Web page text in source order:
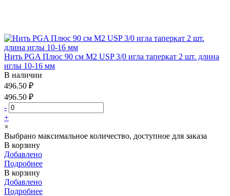
Нить PGA Плюс 90 см М2 USP 3/0 игла таперкат 2 шт. длина
иглы 10-16 мм
В наличии
496.50 ₽
496.50 ₽
-
+
×
Выбрано максимальное количество, доступное для заказа
В корзину
Добавлено
Подробнее
В корзину
Добавлено
Подробнее